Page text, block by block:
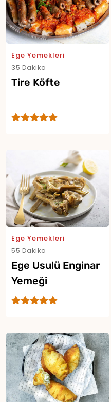
Ege Yemekleri
35 Dakika
Tire Köfte
Ege Yemekleri
55 Dakika
Ege Usulü Enginar
Yemeği